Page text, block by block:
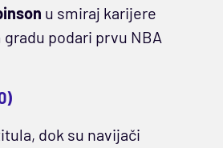
u smiraj karijere
podari prvu NBA
dok su navijači